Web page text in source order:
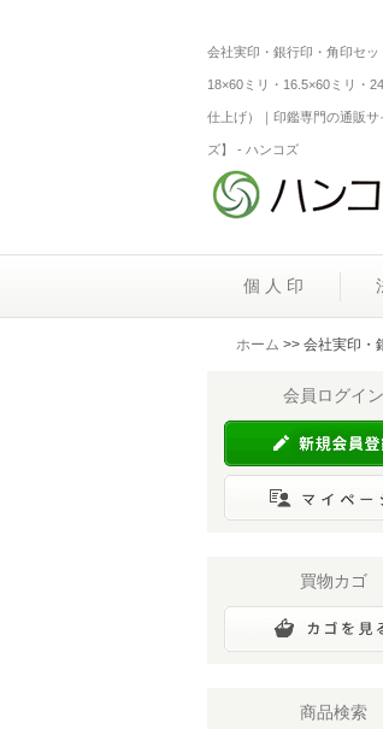
会社実印・銀行印・角印セッ
18×60ミリ・16.5×60ミリ・
仕上げ）｜印鑑専門の通販サ
ズ】 - ハンコズ
個 人 印
ホーム >> 会社実印・
会員ログイン
買物カゴ
商品検索